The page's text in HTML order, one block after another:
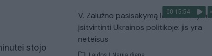
stojo
00:15:54
V. Zalužno pasisakymą laiko bandymu
įsitvirtinti Ukrainos politikoje: jis yra
neteisus